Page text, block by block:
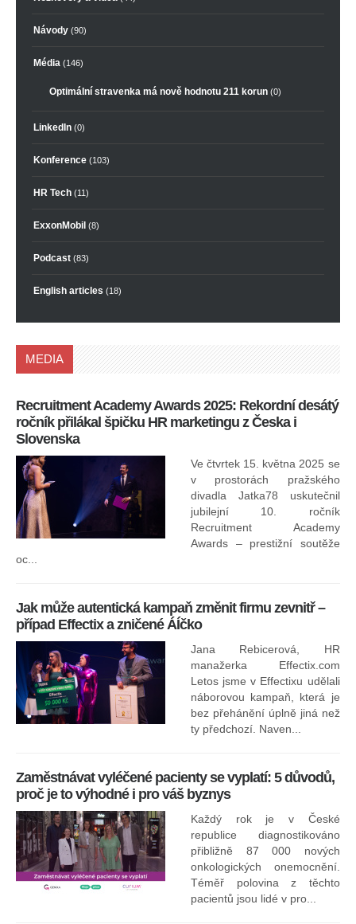
Návody (90)
Média (146)
Optimální stravenka má nově hodnotu 211 korun (0)
LinkedIn (0)
Konference (103)
HR Tech (11)
ExxonMobil (8)
Podcast (83)
English articles (18)
MEDIA
Recruitment Academy Awards 2025: Rekordní desátý
ročník přilákal špičku HR marketingu z Česka i
Slovenska
Ve čtvrtek 15. května 2025 se
v prostorách pražského
divadla Jatka78 uskutečnil
jubilejní 10. ročník
Recruitment Academy
Awards – prestižní soutěže
oc...
Jak může autentická kampaň změnit firmu zevnitř –
případ Effectix a zničené ÁÍčko
Jana Rebicerová, HR
manažerka Effectix.com
Letos jsme v Effectixu udělali
náborovou kampaň, která je
bez přehánění úplně jiná než
ty předchozí. Naven...
Zaměstnávat vyléčené pacienty se vyplatí: 5 důvodů,
proč je to výhodné i pro váš byznys
Každý rok je v České
republice diagnostikováno
přibližně 87 000 nových
onkologických onemocnění.
Téměř polovina z těchto
pacientů jsou lidé v pro...